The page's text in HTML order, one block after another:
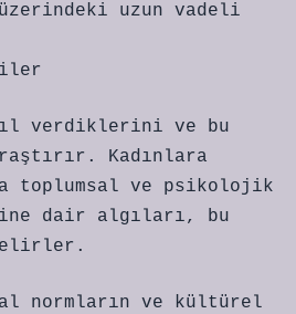
uzun vadeli
verdiklerini ve bu
Kadınlara
toplumsal ve psikolojik
dair algıları, bu
normların ve kültürel